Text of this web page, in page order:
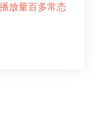
放量百多常态